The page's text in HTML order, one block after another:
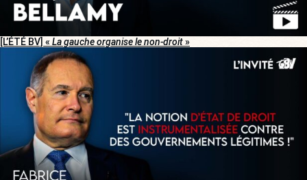
[L’ÉTÉ BV] « La gauche organise le non-droit»